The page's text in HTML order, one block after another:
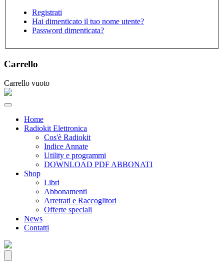
Registrati
Hai dimenticato il tuo nome utente?
Password dimenticata?
Carrello
Carrello vuoto
Home
Radiokit Elettronica
Cos'è Radiokit
Indice Annate
Utility e programmi
DOWNLOAD PDF ABBONATI
Shop
Libri
Abbonamenti
Arretrati e Raccoglitori
Offerte speciali
News
Contatti